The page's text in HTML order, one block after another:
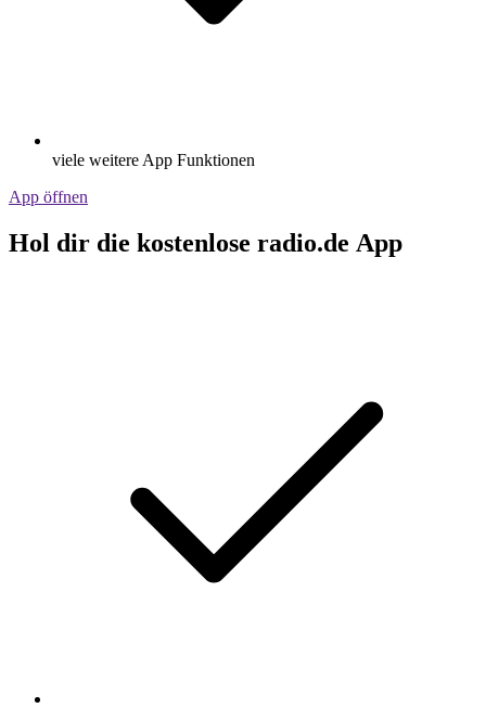
viele weitere App Funktionen
App öffnen
Hol dir die kostenlose radio.de App